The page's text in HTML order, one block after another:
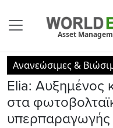
Asset
Ανανεώσιμες &
Elia: Αυξημένος
στα
υπερπαραγωγής